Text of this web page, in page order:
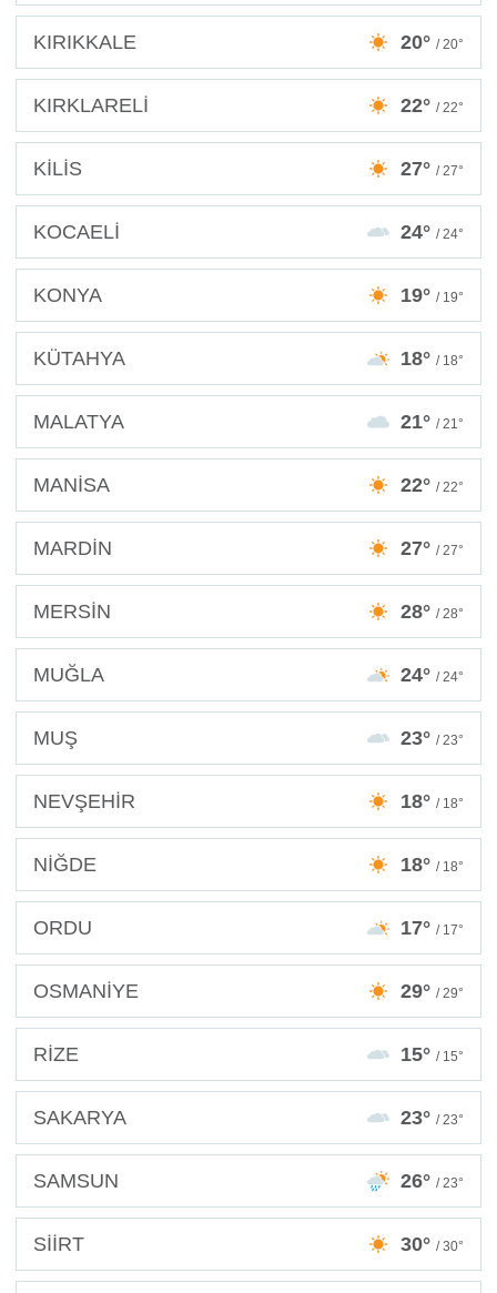
KIRIKKALE 20° / 20°
KIRKLARELİ 22° / 22°
KİLİS 27° / 27°
KOCAELİ 24° / 24°
KONYA 19° / 19°
KÜTAHYA 18° / 18°
MALATYA 21° / 21°
MANİSA 22° / 22°
MARDİN 27° / 27°
MERSİN 28° / 28°
MUĞLA 24° / 24°
MUŞ 23° / 23°
NEVŞEHİR 18° / 18°
NİĞDE 18° / 18°
ORDU 17° / 17°
OSMANİYE 29° / 29°
RİZE 15° / 15°
SAKARYA 23° / 23°
SAMSUN 26° / 23°
SİİRT 30° / 30°